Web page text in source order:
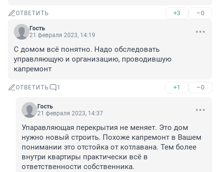
ОТВЕТИТЬ +3 –0
Гость
21 февраля 2023, 14:19
С домом всё понятно. Надо обследовать
управляющую и организацию, проводившую
капремонт
ОТВЕТИТЬ 1 +1 –0
Гость
21 февраля 2023, 14:37
Упаравляющая перекрытия не меняет. Это дом
нужно новый строить. Похоже капремонт в Вашем
понимании это отстойка от котлавана. Тем более
внутри квартиры практически всё в
ответственности собственника.